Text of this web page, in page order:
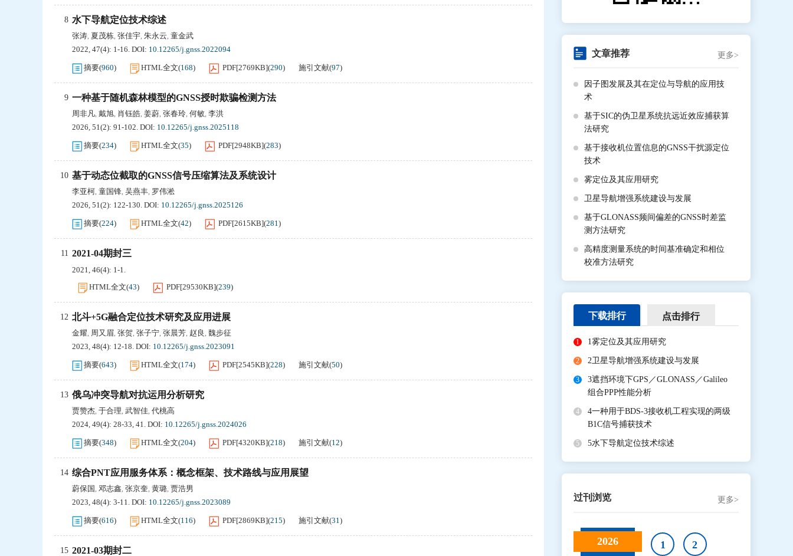
8 水下导航定位技术综述
张涛, 夏茂栋, 张佳宇, 朱永云, 童金武
2022, 47(4): 1-16. DOI: 10.12265/j.gnss.2022094
摘要(960) HTML全文(168) PDF[2769KB](290) 施引文献(97)
9 一种基于随机森林模型的GNSS授时欺骗检测方法
周非凡, 戴旭, 肖钰皓, 姜蔚, 张春玲, 何敏, 李洪
2026, 51(2): 91-102. DOI: 10.12265/j.gnss.2025118
摘要(234) HTML全文(35) PDF[2948KB](283)
10 基于动态位截取的GNSS信号压缩算法及系统设计
李亚柯, 童国锋, 吴燕丰, 罗伟淞
2026, 51(2): 122-130. DOI: 10.12265/j.gnss.2025126
摘要(224) HTML全文(42) PDF[2615KB](281)
11 2021-04期封三
2021, 46(4): 1-1.
HTML全文(43) PDF[29530KB](239)
12 北斗+5G融合定位技术研究及应用进展
金耀, 周又眉, 张贺, 张子宁, 张晨芳, 赵良, 魏步征
2023, 48(4): 12-18. DOI: 10.12265/j.gnss.2023091
摘要(643) HTML全文(174) PDF[2545KB](228) 施引文献(50)
13 俄乌冲突导航对抗运用分析研究
贾赞杰, 于合理, 武智佳, 代桃高
2024, 49(4): 28-33, 41. DOI: 10.12265/j.gnss.2024026
摘要(348) HTML全文(204) PDF[4320KB](218) 施引文献(12)
14 综合PNT应用服务体系：概念框架、技术路线与应用展望
蔚保国, 邓志鑫, 张京奎, 黄璐, 贾浩男
2023, 48(4): 3-11. DOI: 10.12265/j.gnss.2023089
摘要(616) HTML全文(116) PDF[2869KB](215) 施引文献(31)
15 2021-03期封二
文章推荐 更多>
因子图发展及其在定位与导航的应用技
术
基于SIC的伪卫星系统抗远近效应捕获算
法研究
基于接收机位置信息的GNSS干扰源定位
技术
雾定位及其应用研究
卫星导航增强系统建设与发展
基于GLONASS频间偏差的GNSS时差监
测方法研究
高精度测量系统的时间基准确定和相位
校准方法研究
下载排行 点击排行
1 1雾定位及其应用研究
2 2卫星导航增强系统建设与发展
3 3遮挡环境下GPS／GLONASS／Galileo
组合PPP性能分析
4 4一种用于BDS-3接收机工程实现的两级
B1C信号捕获技术
5 5水下导航定位技术综述
过刊浏览 更多>
2026
1 2